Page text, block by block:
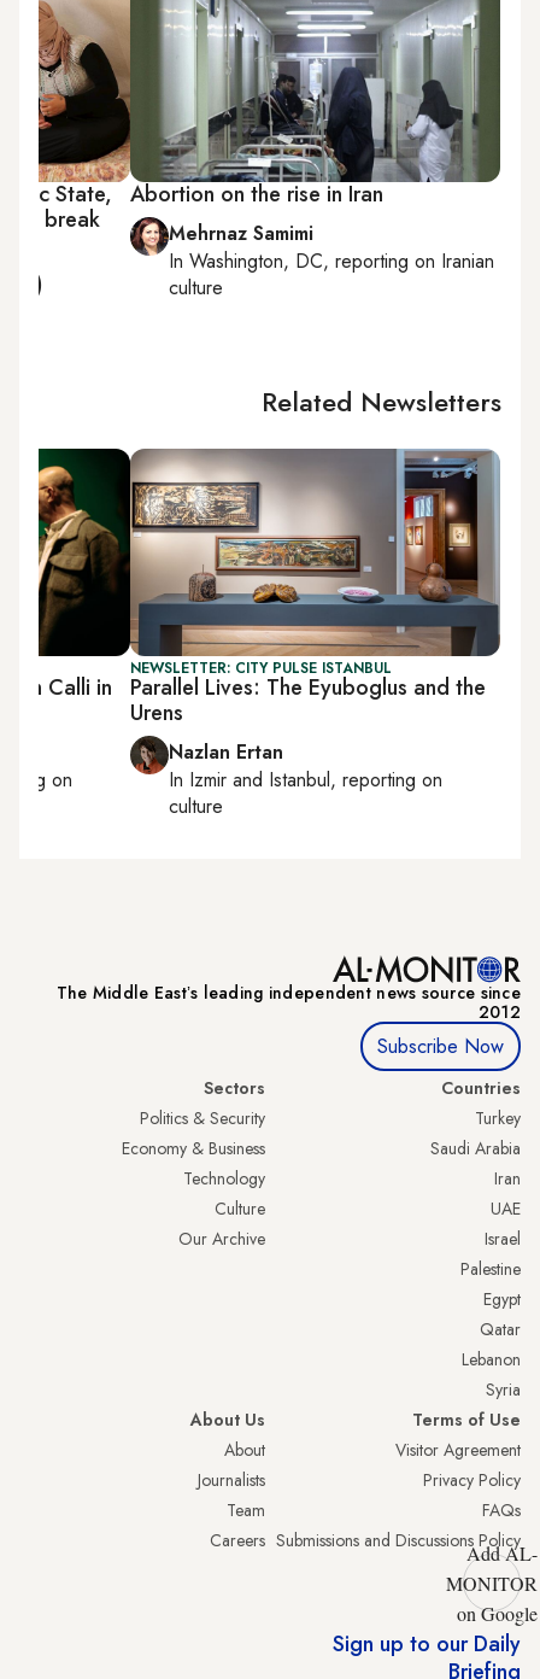
Abortion on the rise in Iran
Mehrnaz Samimi
In Washington, DC, reporting on Iranian
culture
State,
to break
Related Newsletters
NEWSLETTER: CITY PULSE ISTANBUL
Parallel Lives: The Eyuboglus and the
Urens
Nazlan Ertan
In Izmirand Istanbul, reporting on
culture
Calli in
on
The Middle Eastʼs leading independent news source since
2012
Subscribe Now
Countries
Turkey
Saudi Arabia
Iran
UAE
Israel
Palestine
Egypt
Qatar
Lebanon
Syria
Sectors
Politics & Security
Economy & Business
Technology
Culture
Our Archive
Terms of Use
Visitor Agreement
Privacy Policy
FAQs
Submissions and Discussions Policy
About Us
About
Journalists
Team
Careers
Add AL-
MONITOR
on Google
Sign up to our Daily
Briefing